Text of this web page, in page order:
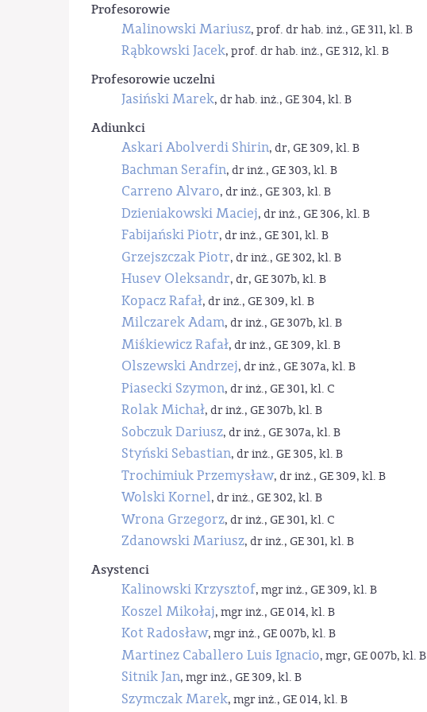
Profesorowie
Malinowski Mariusz, prof. dr hab. inż., GE 311, kl. B
Rąbkowski Jacek, prof. dr hab. inż., GE 312, kl. B
Profesorowie uczelni
Jasiński Marek, dr hab. inż., GE 304, kl. B
Adiunkci
Askari Abolverdi Shirin, dr, GE 309, kl. B
Bachman Serafin, dr inż., GE 303, kl. B
Carreno Alvaro, dr inż., GE 303, kl. B
Dzieniakowski Maciej, dr inż., GE 306, kl. B
Fabijański Piotr, dr inż., GE 301, kl. B
Grzejszczak Piotr, dr inż., GE 302, kl. B
Husev Oleksandr, dr, GE 307b, kl. B
Kopacz Rafał, dr inż., GE 309, kl. B
Milczarek Adam, dr inż., GE 307b, kl. B
Miśkiewicz Rafał, dr inż., GE 309, kl. B
Olszewski Andrzej, dr inż., GE 307a, kl. B
Piasecki Szymon, dr inż., GE 301, kl. C
Rolak Michał, dr inż., GE 307b, kl. B
Sobczuk Dariusz, dr inż., GE 307a, kl. B
Styński Sebastian, dr inż., GE 305, kl. B
Trochimiuk Przemysław, dr inż., GE 309, kl. B
Wolski Kornel, dr inż., GE 302, kl. B
Wrona Grzegorz, dr inż., GE 301, kl. C
Zdanowski Mariusz, dr inż., GE 301, kl. B
Asystenci
Kalinowski Krzysztof, mgr inż., GE 309, kl. B
Koszel Mikołaj, mgr inż., GE 014, kl. B
Kot Radosław, mgr inż., GE 007b, kl. B
Martinez Caballero Luis Ignacio, mgr, GE 007b, kl. B
Sitnik Jan, mgr inż., GE 309, kl. B
Szymczak Marek, mgr inż., GE 014, kl. B